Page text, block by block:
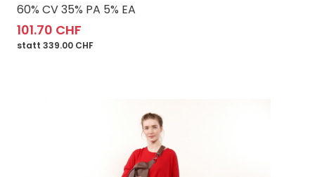
60% CV 35% PA 5% EA
101.70 CHF
statt 339.00 CHF